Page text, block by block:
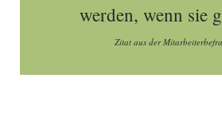
werden, wenn sie
Zitat aus der